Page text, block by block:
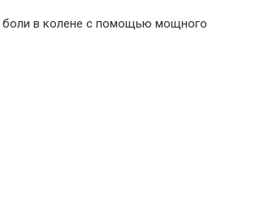
боли в колене с помощью мощного